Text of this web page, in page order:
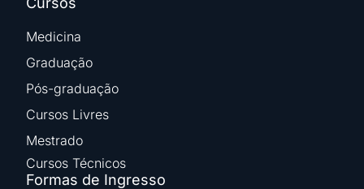
Medicina
Graduação
Pós-graduação
Cursos Livres
Mestrado
Cursos Técnicos
Formas de Ingresso